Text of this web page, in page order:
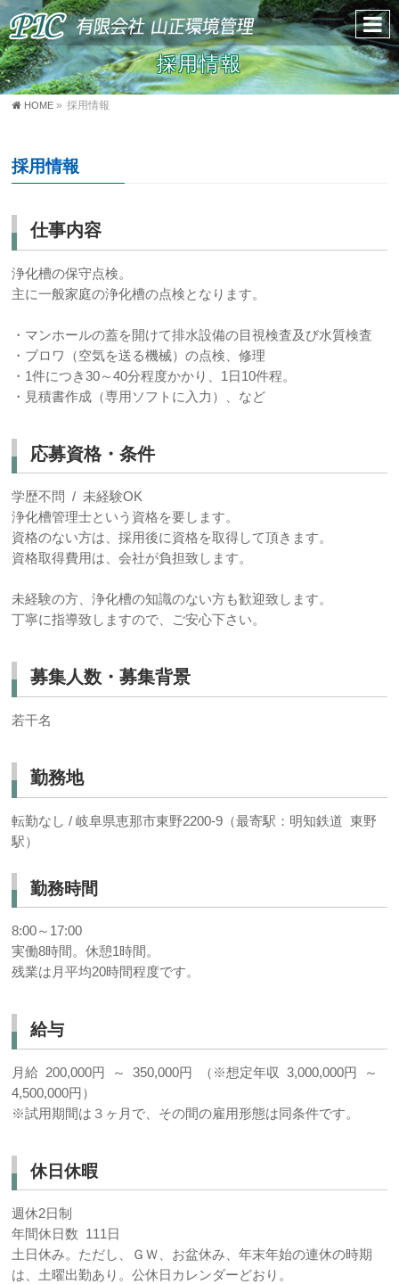
採用情報
HOME » 採用情報
採用情報
仕事内容
浄化槽の保守点検。
主に一般家庭の浄化槽の点検となります。
・マンホールの蓋を開けて排水設備の目視検査及び水質検査
・ブロワ（空気を送る機械）の点検、修理
・1件につき30～40分程度かかり、1日10件程。
・見積書作成（専用ソフトに入力）、など
応募資格・条件
学歴不問 / 未経験OK
浄化槽管理士という資格を要します。
資格のない方は、採用後に資格を取得して頂きます。
資格取得費用は、会社が負担致します。
未経験の方、浄化槽の知識のない方も歓迎致します。
丁寧に指導致しますので、ご安心下さい。
募集人数・募集背景
若干名
勤務地
転勤なし /岐阜県恵那市東野2200-9（最寄駅：明知鉄道 東野
駅）
勤務時間
8:00～17:00
実働8時間。休憩1時間。
残業は月平均20時間程度です。
給与
月給 200,000円 ～ 350,000円 （※想定年収 3,000,000円 ～
4,500,000円）
※試用期間は３ヶ月で、その間の雇用形態は同条件です。
休日休暇
週休2日制
年間休日数 111日
土日休み。ただし、ＧＷ、お盆休み、年末年始の連休の時期
は、土曜出勤あり。公休日カレンダーどおり。